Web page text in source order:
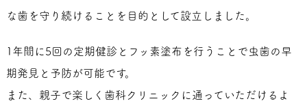
な歯を守り続けることを目的として設立しました。
1年間に5回の定期健診とフッ素塗布を行うことで虫歯の早
期発見と予防が可能です。
また、親子で楽しく歯科クリニックに通っていただけるよ